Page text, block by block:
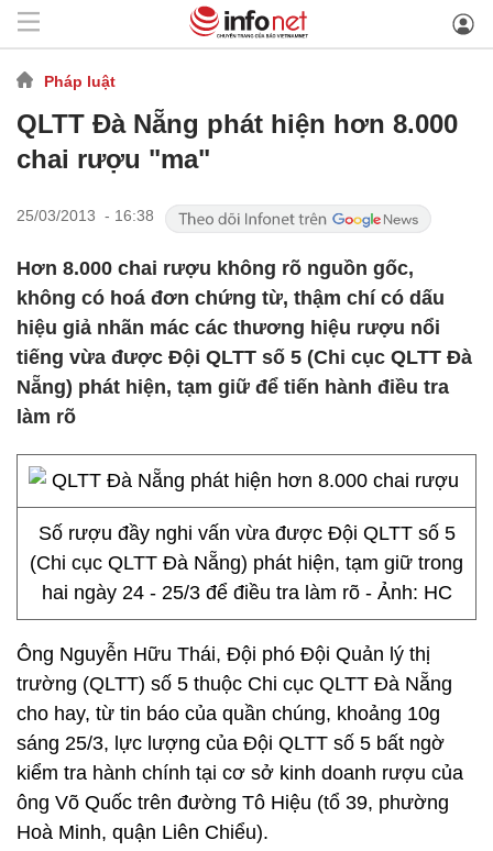
Pháp luật
QLTT Đà Nẵng phát hiện hơn 8.000
chai rượu "ma"
25/03/2013 - 16:38
Hơn 8.000 chai rượu không rõ nguồn gốc,
không có hoá đơn chứng từ, thậm chí có dấu
hiệu giả nhãn mác các thương hiệu rượu nổi
tiếng vừa được Đội QLTT số 5 (Chi cục QLTT Đà
Nẵng) phát hiện, tạm giữ để tiến hành điều tra
làm rõ
Số rượu đầy nghi vấn vừa được Đội QLTT số 5
(Chi cục QLTT Đà Nẵng) phát hiện, tạm giữ trong
hai ngày 24 - 25/3 để điều tra làm rõ - Ảnh: HC
Ông Nguyễn Hữu Thái, Đội phó Đội Quản lý thị
trường (QLTT) số 5 thuộc Chi cục QLTT Đà Nẵng
cho hay, từ tin báo của quần chúng, khoảng 10g
sáng 25/3, lực lượng của Đội QLTT số 5 bất ngờ
kiểm tra hành chính tại cơ sở kinh doanh rượu của
ông Võ Quốc trên đường Tô Hiệu (tổ 39, phường
Hoà Minh, quận Liên Chiểu).